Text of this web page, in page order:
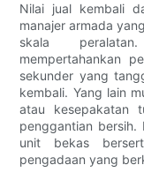
Nilai jual kembali
manajer armada
skala
mempertahankan
sekunder yang
kembali. Yang lain
atau kesepakatan
penggantian bersih.
unit bekas
pengadaan yang